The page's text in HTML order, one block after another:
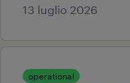
13 luglio 2026
operational